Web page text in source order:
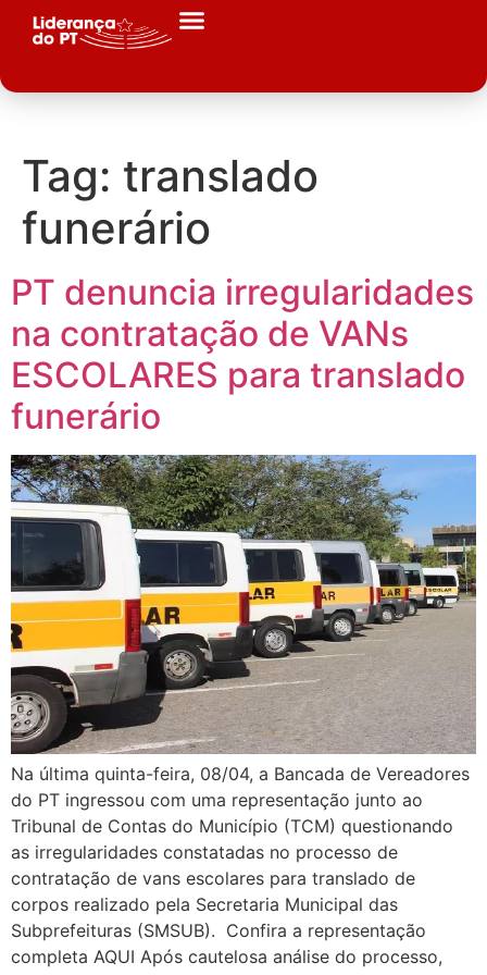
Tag: translado
funerário
PT denuncia irregularidades
na contratação de VANs
ESCOLARES para translado
funerário
Na última quinta-feira, 08/04, a Bancada de Vereadores
do PT ingressou com uma representação junto ao
Tribunal de Contas do Município (TCM) questionando
as irregularidades constatadas no processo de
contratação de vans escolares para translado de
corpos realizado pela Secretaria Municipal das
Subprefeituras (SMSUB). Confira a representação
completa AQUI Após cautelosa análise do processo,